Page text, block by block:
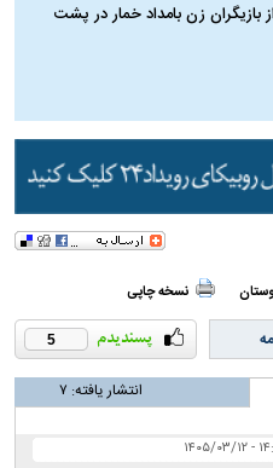
بازیگران زن بامداد خمار در پشت
نسخه چاپی
5
انتشار یافته: ۷
۰۳/۱۲